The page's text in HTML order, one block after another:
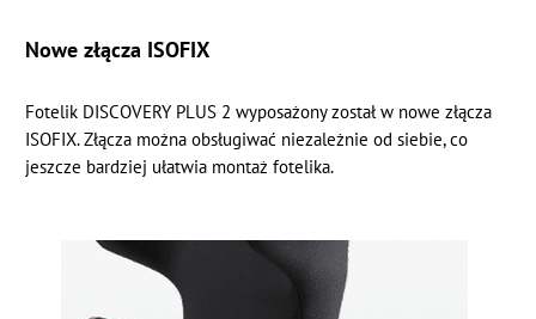
Nowe złącza ISOFIX
Fotelik DISCOVERY PLUS 2 wyposażony został w nowe złącza
ISOFIX. Złącza można obsługiwać niezależnie od siebie, co
jeszcze bardziej ułatwia montaż fotelika.